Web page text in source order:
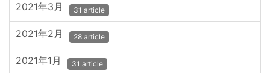
2021年3月 31 article
2021年2月 28 article
2021年1月 31 article